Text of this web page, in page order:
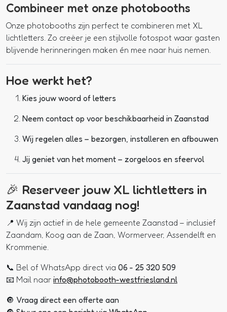
Combineer met onze photobooths
Onze photobooths zijn perfect te combineren met XL
lichtletters. Zo creëer je een stijlvolle fotospot waar gasten
blijvende herinneringen maken én mee naar huis nemen.
Hoe werkt het?
Kies jouw woord of letters
Neem contact op voor beschikbaarheid in Zaanstad
Wij regelen alles – bezorgen, installeren en afbouwen
Jij geniet van het moment – zorgeloos en sfeervol
🎉 Reserveer jouw XL lichtletters in
Zaanstad vandaag nog!
📍 Wij zijn actief in de hele gemeente Zaanstad – inclusief
Zaandam, Koog aan de Zaan, Wormerveer, Assendelft en
Krommenie.
📞 Bel of WhatsApp direct via 06 - 25 320 509
📧 Mail naar info@photobooth-westfriesland.nl
🔘 Vraag direct een offerte aan